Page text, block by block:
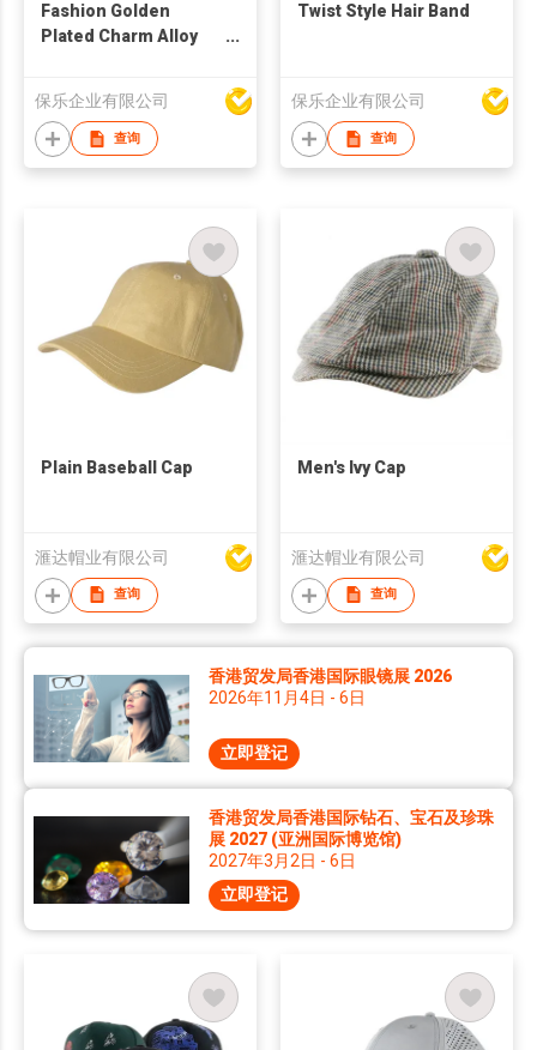
Fashion Golden
Plated Charm Alloy
保乐企业有限公司
查询
Twist Style Hair Band
保乐企业有限公司
查询
Plain Baseball Cap
滙达帽业有限公司
查询
Men's Ivy Cap
滙达帽业有限公司
查询
香港贸发局香港国际眼镜展 2026
2026年11月4日 - 6日
立即登记
香港贸发局香港国际钻石、宝石及珍珠
展 2027 (亚洲国际博览馆)
2027年3月2日 - 6日
立即登记